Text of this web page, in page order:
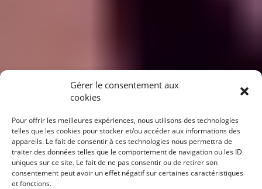
Gérer le consentement aux
cookies
Pour offrir les meilleures expériences, nous utilisons des technologies
telles que les cookies pour stocker et/ou accéder aux informations des
appareils. Le fait de consentir à ces technologies nous permettra de
traiter des données telles que le comportement de navigation ou les ID
uniques sur ce site. Le fait de ne pas consentir ou de retirer son
consentement peut avoir un effet négatif sur certaines caractéristiques
et fonctions.